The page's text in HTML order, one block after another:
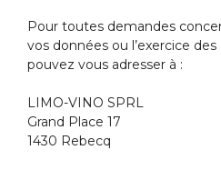
Pour toutes demandes
vos données ou l’exercice
pouvez vous adresser à :
LIMO-VINO SPRL
Grand Place 17
1430 Rebecq